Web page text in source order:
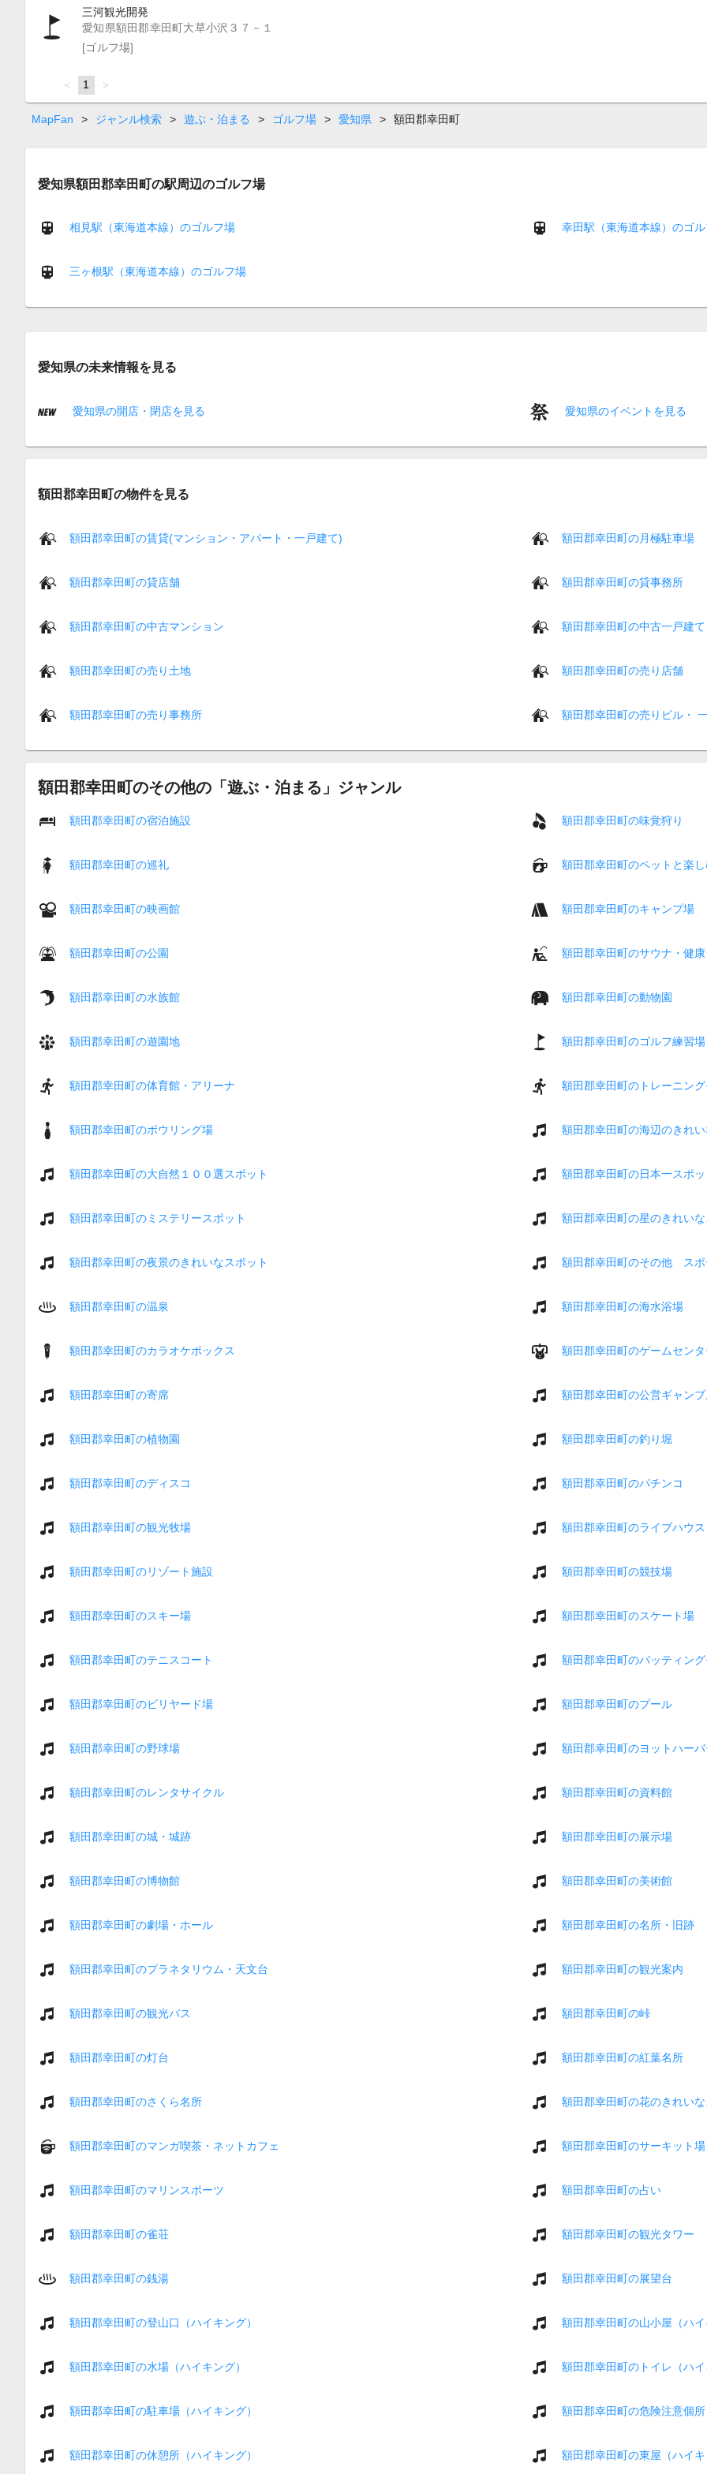
三河観光開発
愛知県額田郡幸田町大草小沢３７－１
[ゴルフ場]
page
You're
on
page
1 page
MapFan > ジャンル検索 > 遊ぶ・泊まる > ゴルフ場 > 愛知県 > 額田郡幸田町
愛知県額田郡幸田町の駅周辺のゴルフ場
相見駅（東海道本線）のゴルフ場 幸田駅（東海道本線）のゴ
三ヶ根駅（東海道本線）のゴルフ場
愛知県の未来情報を見る
愛知県の開店・閉店を見る 愛知県のイベントを見る
額田郡幸田町の物件を見る
額田郡幸田町の賃貸(マンション・アパート・一戸建て) 額田郡幸田町の月極駐車場
額田郡幸田町の貸店舗 額田郡幸田町の貸事務所
額田郡幸田町の中古マンション 額田郡幸田町の中古一戸建て
額田郡幸田町の売り土地 額田郡幸田町の売り店舗
額田郡幸田町の売り事務所 額田郡幸田町の売りビル・
額田郡幸田町のその他の「遊ぶ・泊まる」ジャンル
額田郡幸田町の宿泊施設 額田郡幸田町の味覚狩り
額田郡幸田町の巡礼 額田郡幸田町のペットと楽
額田郡幸田町の映画館 額田郡幸田町のキャンプ場
額田郡幸田町の公園 額田郡幸田町のサウナ・健
額田郡幸田町の水族館 額田郡幸田町の動物園
額田郡幸田町の遊園地 額田郡幸田町のゴルフ練習場
額田郡幸田町の体育館・アリーナ 額田郡幸田町のトレーニン
額田郡幸田町のボウリング場 額田郡幸田町の海辺のきれ
額田郡幸田町の大自然１００選スポット 額田郡幸田町の日本一スポ
額田郡幸田町のミステリースポット 額田郡幸田町の星のきれい
額田郡幸田町の夜景のきれいなスポット 額田郡幸田町のその他 スポ
額田郡幸田町の温泉 額田郡幸田町の海水浴場
額田郡幸田町のカラオケボックス 額田郡幸田町のゲームセン
額田郡幸田町の寄席 額田郡幸田町の公営ギャン
額田郡幸田町の植物園 額田郡幸田町の釣り堀
額田郡幸田町のディスコ 額田郡幸田町のパチンコ
額田郡幸田町の観光牧場 額田郡幸田町のライブハウス
額田郡幸田町のリゾート施設 額田郡幸田町の競技場
額田郡幸田町のスキー場 額田郡幸田町のスケート場
額田郡幸田町のテニスコート 額田郡幸田町のバッティン
額田郡幸田町のビリヤード場 額田郡幸田町のプール
額田郡幸田町の野球場 額田郡幸田町のヨットハー
額田郡幸田町のレンタサイクル 額田郡幸田町の資料館
額田郡幸田町の城・城跡 額田郡幸田町の展示場
額田郡幸田町の博物館 額田郡幸田町の美術館
額田郡幸田町の劇場・ホール 額田郡幸田町の名所・旧跡
額田郡幸田町のプラネタリウム・天文台 額田郡幸田町の観光案内
額田郡幸田町の観光バス 額田郡幸田町の峠
額田郡幸田町の灯台 額田郡幸田町の紅葉名所
額田郡幸田町のさくら名所 額田郡幸田町の花のきれい
額田郡幸田町のマンガ喫茶・ネットカフェ 額田郡幸田町のサーキット場
額田郡幸田町のマリンスポーツ 額田郡幸田町の占い
額田郡幸田町の雀荘 額田郡幸田町の観光タワー
額田郡幸田町の銭湯 額田郡幸田町の展望台
額田郡幸田町の登山口（ハイキング） 額田郡幸田町の山小屋（ハ
額田郡幸田町の水場（ハイキング） 額田郡幸田町のトイレ（ハ
額田郡幸田町の駐車場（ハイキング） 額田郡幸田町の危険注意個
額田郡幸田町の休憩所（ハイキング） 額田郡幸田町の東屋（ハイ